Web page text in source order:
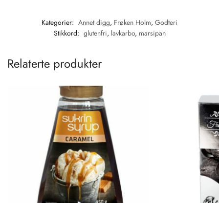
Kategorier: Annet digg, Frøken Holm, Godteri
Stikkord: glutenfri, lavkarbo, marsipan
Relaterte produkter